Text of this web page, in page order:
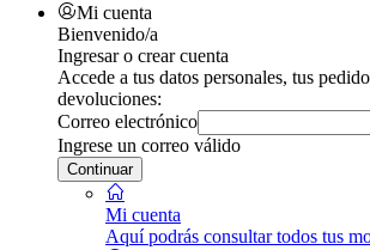
Mi cuenta
Bienvenido/a
Ingresar o crear cuenta
Accede a tus datos personales, tus
devoluciones:
Correo electrónico
Ingrese un correo válido
Continuar
Mi cuenta
Aquí podrás consultar todos tus